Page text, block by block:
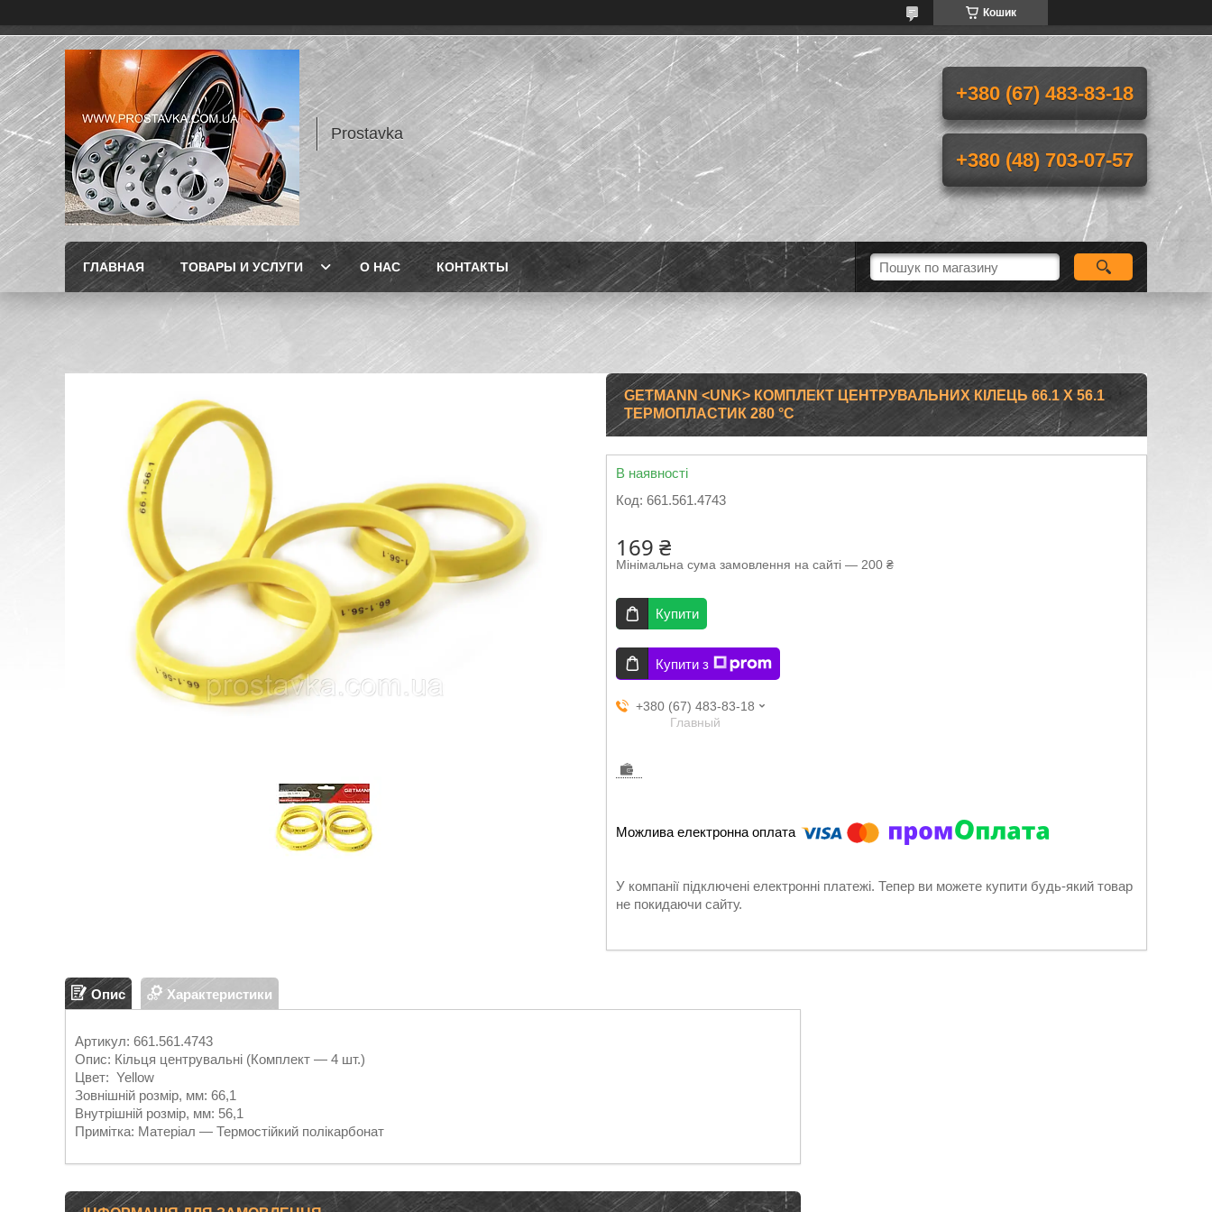
Кошик
Prostavka
+380 (67) 483-83-18
+380 (48) 703-07-57
ГЛАВНАЯ ТОВАРЫ И УСЛУГИ О НАС КОНТАКТЫ
GETMANN <UNK> КОМПЛЕКТ ЦЕНТРУВАЛЬНИХ КІЛЕЦЬ 66.1 Х 56.1
ТЕРМОПЛАСТИК 280 °C
В наявності
Код: 661.561.4743
169 ₴
Мінімальна сума замовлення на сайті — 200 ₴
Купити
Купити з
+380 (67) 483-83-18
Главный
У компанії підключені електронні платежі. Тепер ви можете купити будь-який товар
не покидаючи сайту.
Опис Характеристики
Артикул: 661.561.4743
Опис: Кільця центрувальні (Комплект — 4 шт.)
Цвет: Yellow
Зовнішній розмір, мм: 66,1
Внутрішній розмір, мм: 56,1
Примітка: Матеріал — Термостійкий полікарбонат